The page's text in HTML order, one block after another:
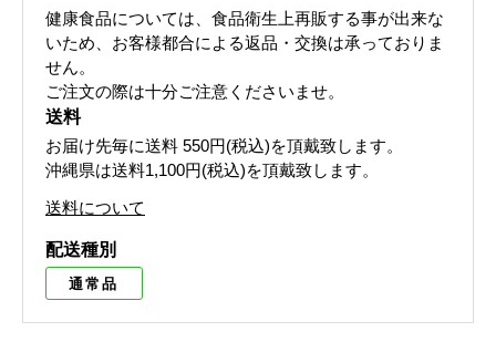
健康食品については、食品衛生上再販する事が出来な
いため、お客様都合による返品・交換は承っておりま
せん。
ご注文の際は十分ご注意くださいませ。
送料
お届け先毎に送料 550円(税込)を頂戴致します。
沖縄県は送料1,100円(税込)を頂戴致します。
送料について
配送種別
通常品